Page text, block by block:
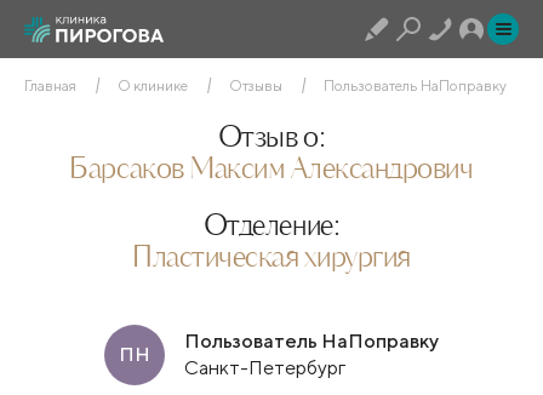
Главная О клинике Отзывы Пользователь НаПоправку
Отзыв о:
Барсаков Максим Александрович
Отделение:
Пластическая хирургия
ПН
Пользователь НаПоправку
Санкт-Петербург